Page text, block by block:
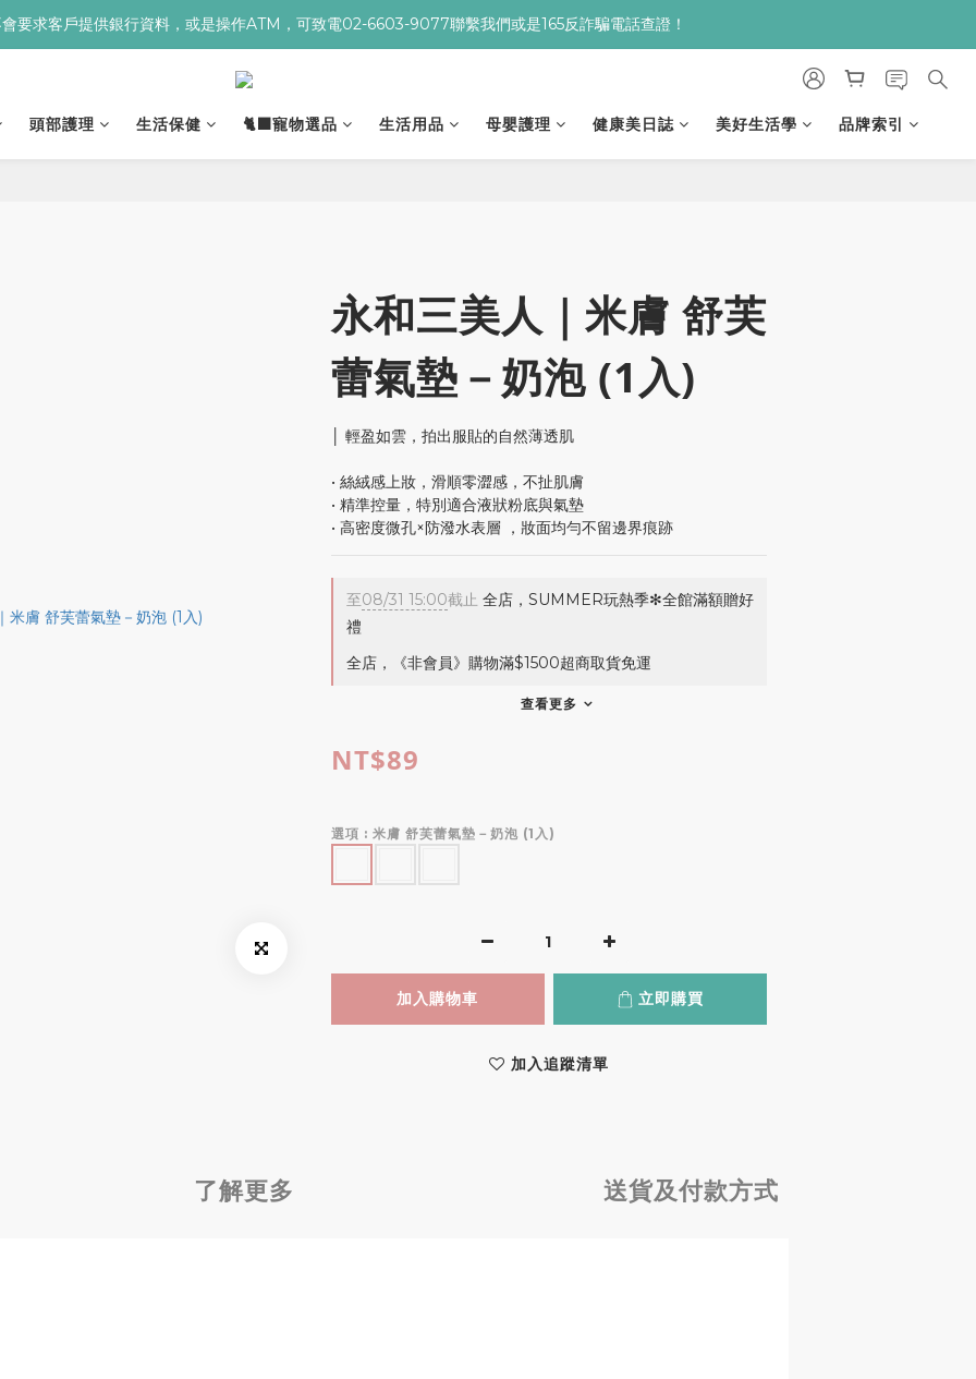
贈▸海葡萄蘆薈補水面膜 ➋滿１９９９贈▸零油光UV防曬乳 ➌滿３２９９贈▸保濕亮顏卸妝膏
要求客戶提供銀行資料，或是操作ATM，可致電02-6603-9077聯繫我們或是165反詐騙電話查證！
贈▸海葡萄蘆薈補水面膜 ➋滿１９９９贈▸零油光UV防曬乳 ➌滿３２９９贈▸保濕亮顏卸妝膏
頭部護理 生活保健 🐈‍⬛寵物選品 生活用品 母嬰護理 健康美日誌 美好生活學 品牌索引
永和三美人｜米膚 舒芙
蕾氣墊－奶泡 (1入)
│ 輕盈如雲，拍出服貼的自然薄透肌
• 絲絨感上妝，滑順零澀感，不扯肌膚
• 精準控量，特別適合液狀粉底與氣墊
• 高密度微孔×防潑水表層 ，妝面均勻不留邊界痕跡
至08/31 15:00截止 全店，SUMMER玩熱季✻全館滿額贈好
禮
全店，《非會員》購物滿$1500超商取貨免運
查看更多
NT$89
選項 : 米膚 舒芙蕾氣墊－奶泡 (1入)
加入購物車 立即購買
加入追蹤清單
了解更多 送貨及付款方式